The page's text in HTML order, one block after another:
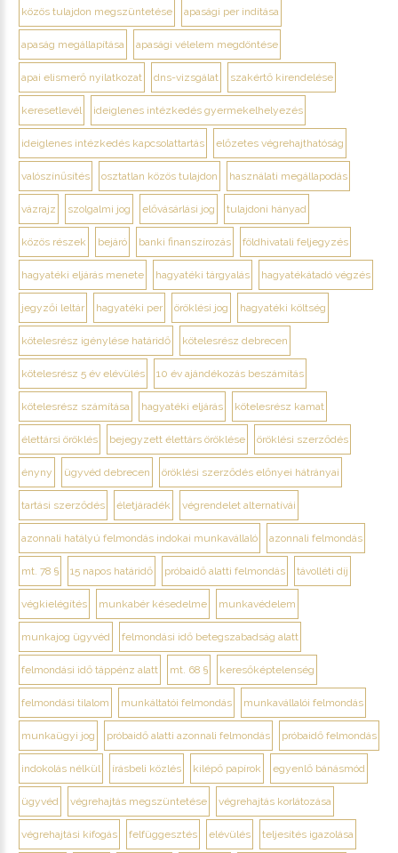
közös tulajdon megszüntetése apasági per indítása
apaság megállapítása apasági vélelem megdöntése
apai elismerő nyilatkozat dns-vizsgálat szakértő kirendelése
keresetlevél ideiglenes intézkedés gyermekelhelyezés
ideiglenes intézkedés kapcsolattartás előzetes végrehajthatóság
valószínűsítés osztatlan közös tulajdon használati megállapodás
vázrajz szolgalmi jog elővásárlási jog tulajdoni hányad
közös részek bejáró banki finanszírozás földhivatali feljegyzés
hagyatéki eljárás menete hagyatéki tárgyalás hagyatékátadó végzés
jegyzői leltár hagyatéki per öröklési jog hagyatéki költség
kötelesrész igénylése határidő kötelesrész debrecen
kötelesrész 5 év elévülés 10 év ajándékozás beszámítás
kötelesrész számítása hagyatéki eljárás kötelesrész kamat
élettársi öröklés bejegyzett élettárs öröklése öröklési szerződés
ényny ügyvéd debrecen öröklési szerződés előnyei hátrányai
tartási szerződés életjáradék végrendelet alternatívái
azonnali hatályú felmondás indokai munkavállaló azonnali felmondás
mt. 78 § 15 napos határidő próbaidő alatti felmondás távolléti díj
végkielégítés munkabér késedelme munkavédelem
munkajog ügyvéd felmondási idő betegszabadság alatt
felmondási idő táppénz alatt mt. 68 § keresőképtelenség
felmondási tilalom munkáltatói felmondás munkavállalói felmondás
munkaügyi jog próbaidő alatti azonnali felmondás próbaidő felmondás
indokolás nélkül írásbeli közlés kilépő papírok egyenlő bánásmód
ügyvéd végrehajtás megszüntetése végrehajtás korlátozása
végrehajtási kifogás felfüggesztés elévülés teljesítés igazolása